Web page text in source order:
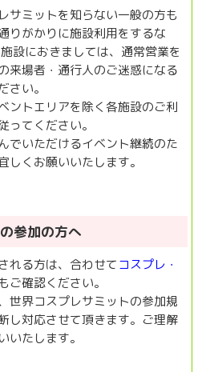
サミットを知らない一般の方も
りがかりに施設利用をするな
設におきましては、通常営業を
来場者・通行人のご迷惑になる
さい。
ントエリアを除く各施設のご利
ってください。
でいただけるイベント継続のた
しくお願いいたします。
参加の方へ
れる方は、合わせてコスプレ・
ご確認ください。
世界コスプレサミットの参加規
し対応させて頂きます。ご理解
いたします。